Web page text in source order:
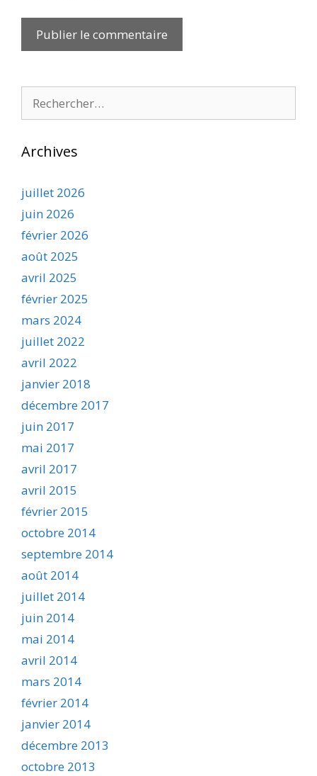
Archives
juillet 2026
juin 2026
février 2026
août 2025
avril 2025
février 2025
mars 2024
juillet 2022
avril 2022
janvier 2018
décembre 2017
juin 2017
mai 2017
avril 2017
avril 2015
février 2015
octobre 2014
septembre 2014
août 2014
juillet 2014
juin 2014
mai 2014
avril 2014
mars 2014
février 2014
janvier 2014
décembre 2013
octobre 2013